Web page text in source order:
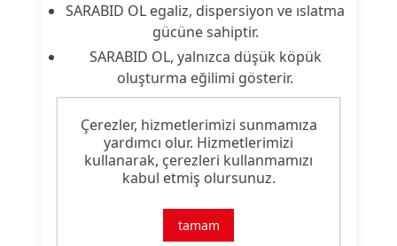
SARABID OL egaliz, dispersiyon ve ıslatma
gücüne sahiptir.
SARABID OL, yalnızca düşük köpük
oluşturma eğilimi gösterir.
Ürün Nitelikleri
Dispergatör
Çerezler, hizmetlerimizi sunmamıza
yardımcı olur. Hizmetlerimizi
kullanarak, çerezleri kullanmamızı
kabul etmiş olursunuz.
tamam